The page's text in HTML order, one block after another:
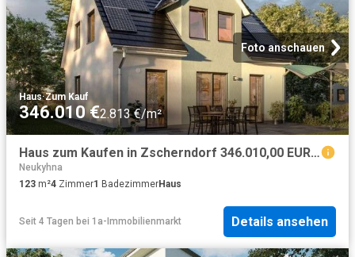
Foto anschauen
Haus·Zum Kauf
346.010 €2.813 €/m²
Haus zum Kaufen in Zscherndorf 346.010,00 EUR 123 m²
Neukyhna
123 m²4 Zimmer1 BadezimmerHaus
Seit 4 Tagen bei 1a-Immobilienmarkt Details ansehen